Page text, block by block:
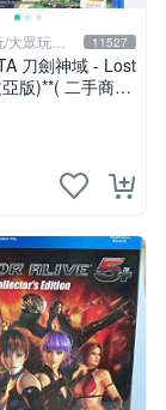
眾玩具 11527
刀劍神域 - Lost
版)**( 二手商
眾電玩】